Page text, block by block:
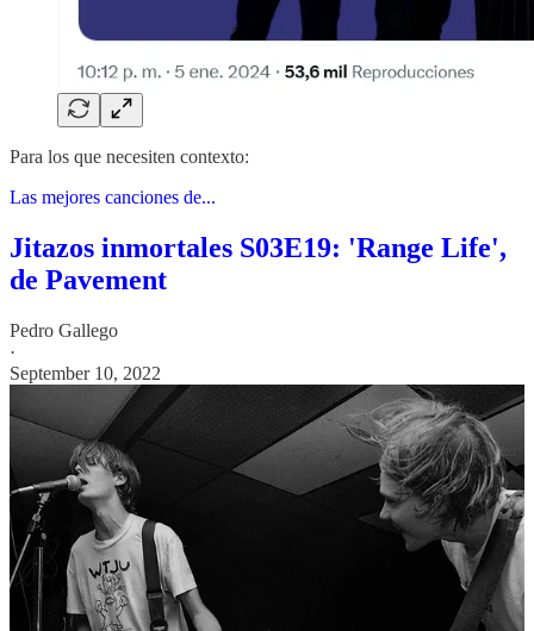
Para los que necesiten contexto:
Las mejores canciones de...
Jitazos inmortales S03E19: 'Range Life',
de Pavement
Pedro Gallego
·
September 10, 2022